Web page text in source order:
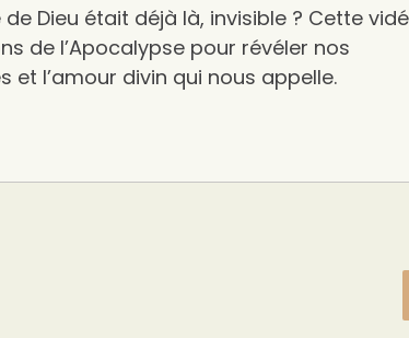
de Dieu était déjà là, invisible ? Cette
de l’Apocalypse pour révéler nos
et l’amour divin qui nous appelle.